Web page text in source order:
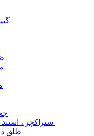
استراکچر ،
طلق